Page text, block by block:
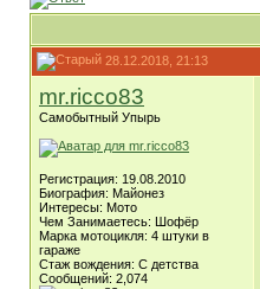
28.12.2018, 21:13
mr.ricco83
Самобытный Упырь
Регистрация: 19.08.2010
Биография: Майонез
Интересы: Мото
Чем Занимаетесь: Шофёр
Марка мотоцикля: 4 штуки в
гараже
Стаж вождения: C детства
Сообщений: 2,074